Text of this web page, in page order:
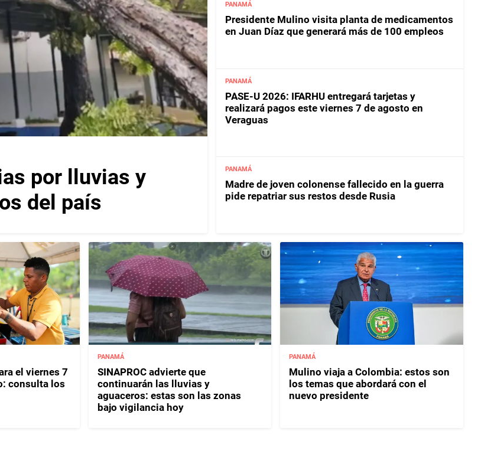
por lluvias y
del país
PANAMÁ
Presidente Mulino visita planta de medicamentos
en Juan Díaz que generará más de 100 empleos
PANAMÁ
PASE-U 2026: IFARHU entregará tarjetas y
realizará pagos este viernes 7 de agosto en
Veraguas
PANAMÁ
Madre de joven colonense fallecido en la guerra
pide repatriar sus restos desde Rusia
el viernes 7
consulta los
PANAMÁ
SINAPROC advierte que
continuarán las lluvias y
aguaceros: estas son las zonas
bajo vigilancia hoy
PANAMÁ
Mulino viaja a Colombia: estos son
los temas que abordará con el
nuevo presidente